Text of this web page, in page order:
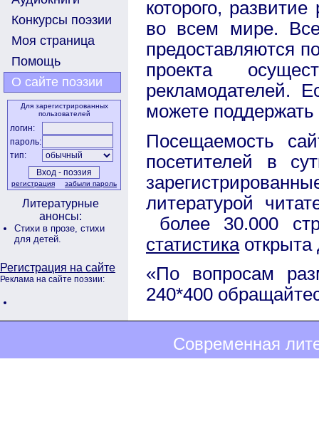
Конкурсы поэзии
Моя страница
Помощь
О сайте поэзии
Для зарегистрированных
пользователей
логин:
пароль:
тип:
регистрация забыли пароль
Литературные
анонсы:
Стихи в прозе, стихи
для детей.
Регистрация на сайте
Реклама на сайте поэзии:
которого,
во всем мире.
предоставляются
проекта
рекламодателей.
можете поддержать
Посещаемость
посетителей в
литературой
более 30.000
статистика
«По вопросам
240*400
Современная